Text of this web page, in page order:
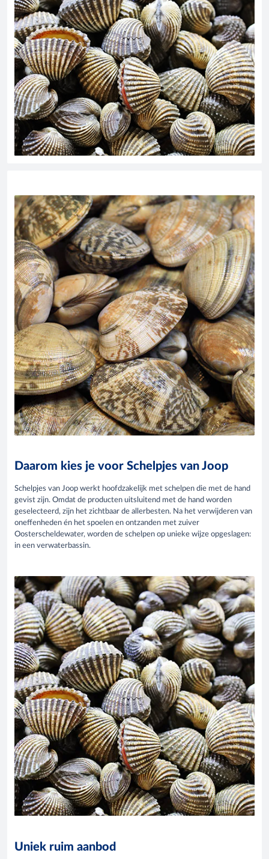
Daarom kies je voor Schelpjes van Joop
Schelpjes van Joop werkt hoofdzakelijk met schelpen die met de hand
gevist zijn. Omdat de producten uitsluitend met de hand worden
geselecteerd, zijn het zichtbaar de allerbesten. Na het verwijderen van
oneffenheden én het spoelen en ontzanden met zuiver
Oosterscheldewater, worden de schelpen op unieke wijze opgeslagen:
in een verwaterbassin.
Uniek ruim aanbod